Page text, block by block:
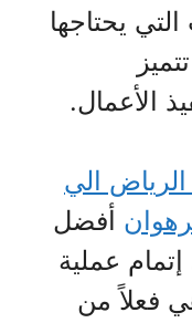
يحتاجها
الأعمال.
الي
أفضل
عملية
فعلاً من